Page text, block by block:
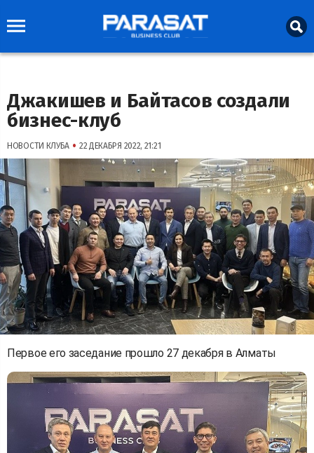
Джакишев и Байтасов создали
бизнес-клуб
НОВОСТИ КЛУБА • 22 ДЕКАБРЯ 2022, 21:21
Первое его заседание прошло 27 декабря в Алматы